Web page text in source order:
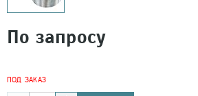
По запросу
ПОД ЗАКАЗ